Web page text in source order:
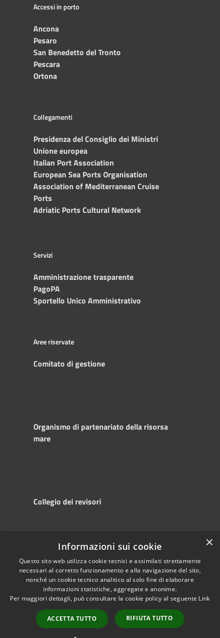
Accessi in porto
Ancona
Pesaro
San Benedetto del Tronto
Pescara
Ortona
Collegamenti
Presidenza del Consiglio dei Ministri
Unione europea
Italian Port Association
European Sea Ports Organisation
Association of Mediterranean Cruise
Ports
Adriatic Ports Cultural Network
Servizi
Amministrazione trasparente
PagoPA
Sportello Unico Amministrativo
Aree riservate
Comitato di gestione
Organismo di partenariato della risorsa
mare
Collegio dei revisori
Accessibility
Privacy
Cookie
Sitemap
Copyright © 2025
Autorità di
Sistema Portuale
del Mare Adriatico
Centrale
Powered by
Municipium
Accesso redazione
×
Informazioni sui cookie
Questo sito web utilizza cookie tecnici e assimilati strettamente
necessari al corretto funzionamento e alla navigazione del sito,
nonché un cookie tecnico analitico al solo fine di elaborare
informazioni statistiche, aggregate e anonime.
Per maggiori dettagli, può consultare la cookie policy al seguente Link
ACCETTA TUTTO RIFIUTA TUTTO